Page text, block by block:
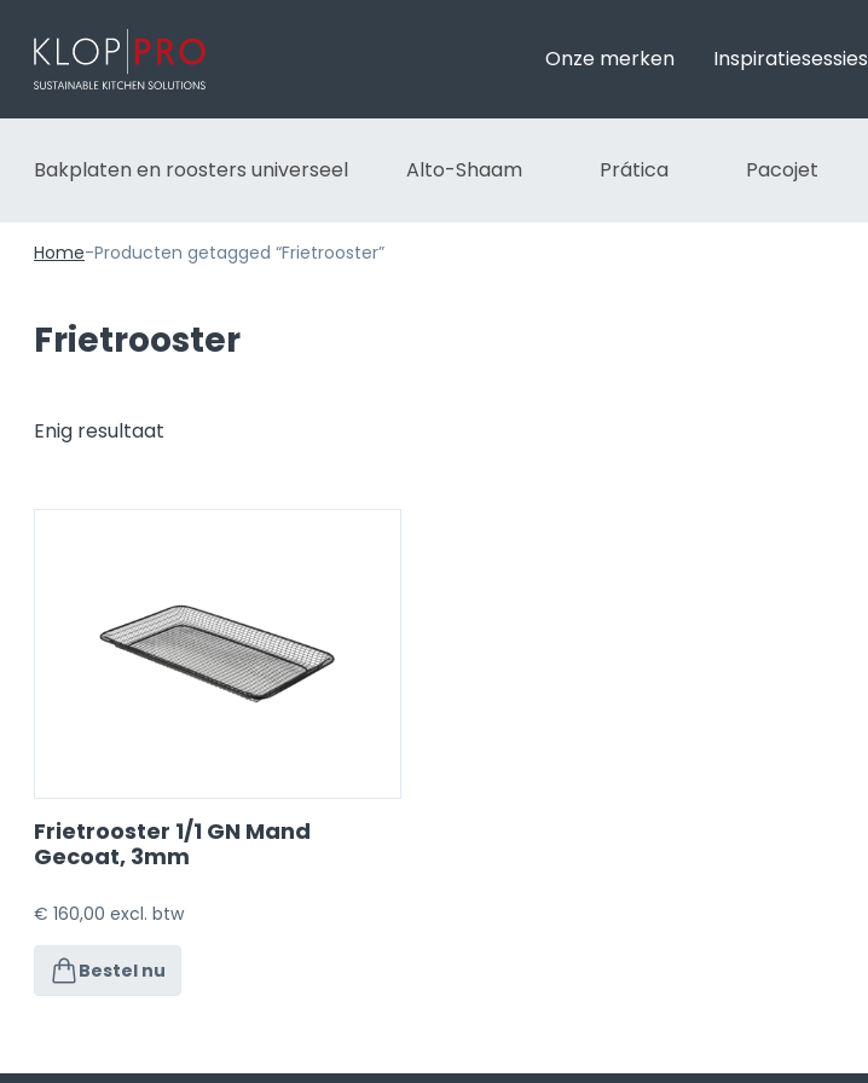
Onze merken Inspiratiesessies
Bakplaten en roosters universeel Alto-Shaam Prática Pacojet
Home-Producten getagged “Frietrooster”
Frietrooster
Enig resultaat
Frietrooster 1/1 GN Mand
Gecoat, 3mm
€ 160,00 excl. btw
Bestel nu